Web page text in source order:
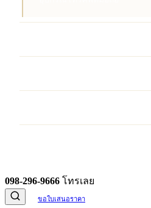
098-296-9666 โทรเลย
ขอใบเสนอราคา